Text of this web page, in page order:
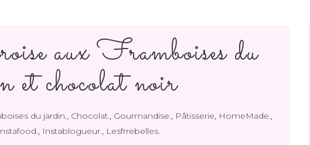
aux Framboises du
et chocolat noir
du jardin., Chocolat., Gourmandise., Pâtisserie, HomeMade.,
, Instablogueur., Lesfrrebelles.